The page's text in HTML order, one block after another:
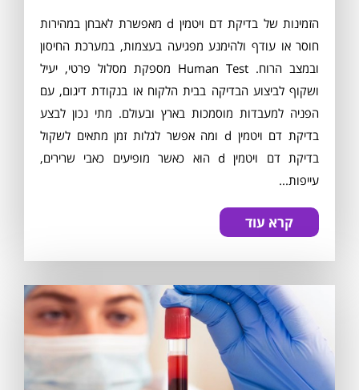
הזמינות של בדיקת דם ויטמין d מאפשרת לאבחן במהירות
חוסר או עודף ולהימנע מפגיעה בעצמות, במערכת החיסון
ובמצב הרוח. Human Test מספקת מסלול פרטי, יעיל
ושקוף לביצוע הבדיקה בבית הלקוח או בנקודת דיגום, עם
הפניה למעבדות מוסמכות בארץ ובעולם. מתי נכון לבצע
בדיקת דם ויטמין d ומה אפשר לגלות זמן מתאים לשקול
בדיקת דם ויטמין d הוא כאשר מופיעים כאבי שרירים,
עייפות...
קרא עוד